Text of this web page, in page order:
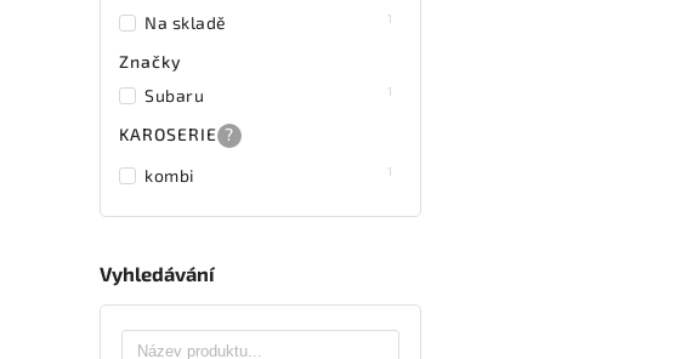
Na skladě 1
Značky
Subaru
1
KAROSERIE ?
kombi
1
Vyhledávání